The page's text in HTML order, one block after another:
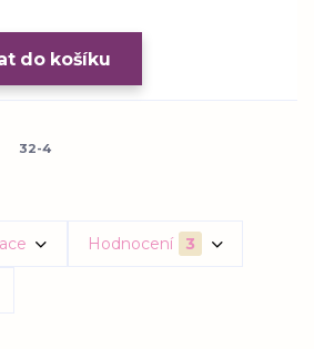
do košíku
32-4
Hodnocení 3